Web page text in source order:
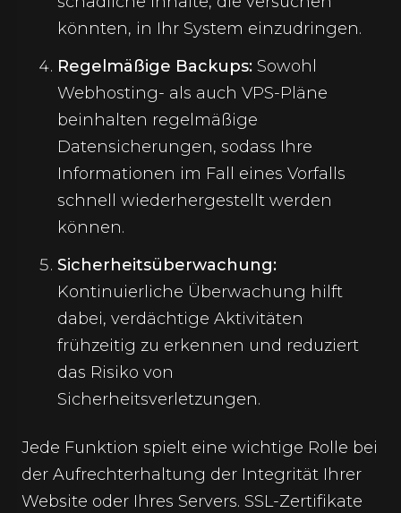
könnten, in Ihr System einzudringen.
Regelmäßige Backups: Sowohl
Webhosting- als auch VPS-Pläne
beinhalten regelmäßige
Datensicherungen, sodass Ihre
Informationen im Fall eines Vorfalls
schnell wiederhergestellt werden
können.
Sicherheitsüberwachung:
Kontinuierliche Überwachung hilft
dabei, verdächtige Aktivitäten
frühzeitig zu erkennen und reduziert
das Risiko von
Sicherheitsverletzungen.
Jede Funktion spielt eine wichtige Rolle bei
der Aufrechterhaltung der Integrität Ihrer
Website oder Ihres Servers. SSL-Zertifikate